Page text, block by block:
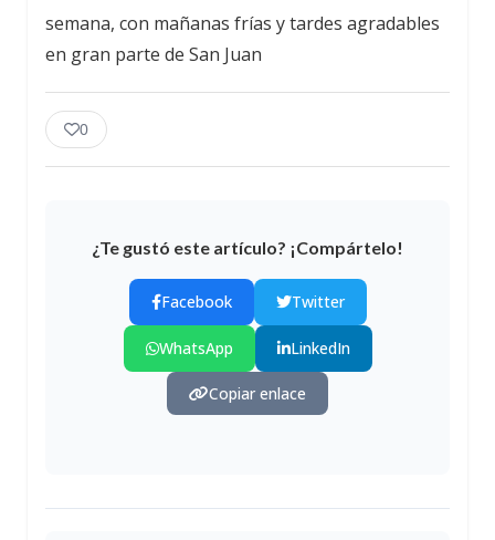
semana, con mañanas frías y tardes agradables
en gran parte de San Juan
0
¿Te gustó este artículo? ¡Compártelo!
Facebook Twitter
WhatsApp LinkedIn
Copiar enlace